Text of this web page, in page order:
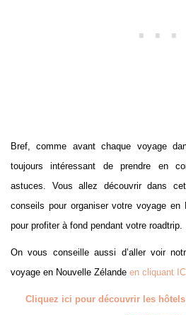
Bref, comme avant chaque voyage
toujours intéressant de prendre en
astuces. Vous allez découvrir dans
conseils pour organiser votre voyage en
pour profiter à fond pendant votre roadtrip.
On vous conseille aussi d’aller voir
voyage en Nouvelle Zélande en cliquant
Cliquez ici pour découvrir les